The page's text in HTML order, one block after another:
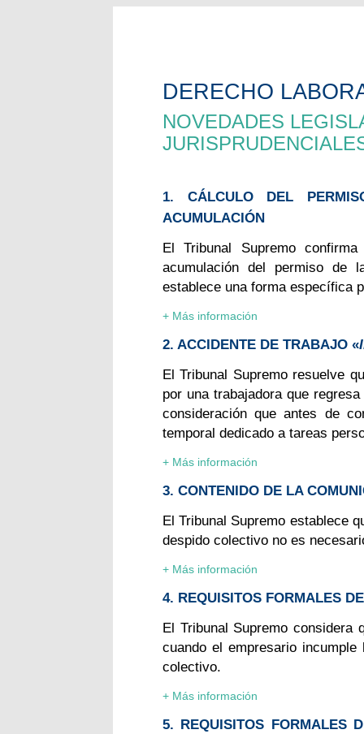
DERECHO
NOVEDADES
1. CÁLCULO DEL
ACUMULACIÓN
El Tribunal Supremo
acumulación del permiso de
establece una forma específica
+ Más información
2. ACCIDENTE DE TRABAJO «
El Tribunal Supremo resuelve
por una trabajadora que
consideración que antes de
temporal dedicado a tareas
+ Más información
3. CONTENIDO DE LA
El Tribunal Supremo establece
despido colectivo no es
+ Más información
4. REQUISITOS FORMALES
El Tribunal Supremo considera
cuando el empresario
colectivo.
+ Más información
5. REQUISITOS FORMALES